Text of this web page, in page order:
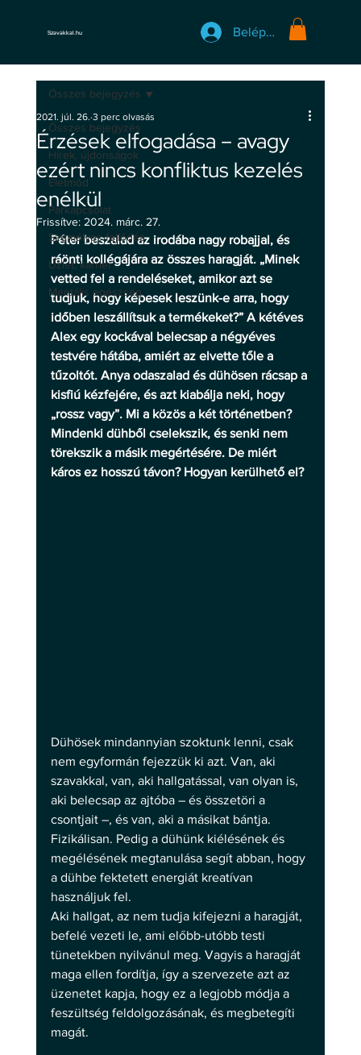
Szavakkal.hu Belépés
Összes bejegyzés
Hírek, újdonságok
Életmód
Párkapcsolat
Személyes fejlődés
Üzlet, karrier
Mentális egészség
Összes bejegyzés
Érzések elfogadása – avagy
ezért nincs konfliktus kezelés
enélkül
2021. júl. 26. 3 perc olvasás
Frissítve: 2024. márc. 27.
Péter beszalad az irodába nagy robajjal, és
ráönti kollégájára az összes haragját. „Minek
vetted fel a rendeléseket, amikor azt se
tudjuk, hogy képesek leszünk-e arra, hogy
időben leszállítsuk a termékeket?” A kétéves
Alex egy kockával belecsap a négyéves
testvére hátába, amiért az elvette tőle a
tűzoltót. Anya odaszalad és dühösen rácsap a
kisfiú kézfejére, és azt kiabálja neki, hogy
„rossz vagy”. Mi a közös a két történetben?
Mindenki dühből cselekszik, és senki nem
törekszik a másik megértésére. De miért
káros ez hosszú távon? Hogyan kerülhető el?
Dühösek mindannyian szoktunk lenni, csak
nem egyformán fejezzük ki azt. Van, aki
szavakkal, van, aki hallgatással, van olyan is,
aki belecsap az ajtóba – és összetöri a
csontjait –, és van, aki a másikat bántja.
Fizikálisan. Pedig a dühünk kiélésének és
megélésének megtanulása segít abban, hogy
a dühbe fektetett energiát kreatívan
használjuk fel.
Aki hallgat, az nem tudja kifejezni a haragját,
befelé vezeti le, ami előbb-utóbb testi
tünetekben nyilvánul meg. Vagyis a haragját
maga ellen fordítja, így a szervezete azt az
üzenetet kapja, hogy ez a legjobb módja a
feszültség feldolgozásának, és megbetegíti
magát.